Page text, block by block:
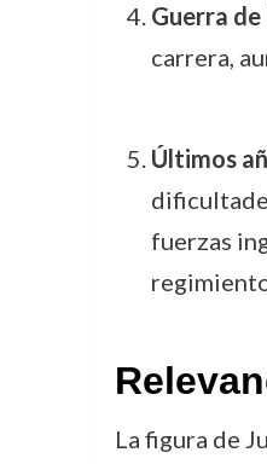
Guerra
carrera,
Últimos
fuerzas
La figura de